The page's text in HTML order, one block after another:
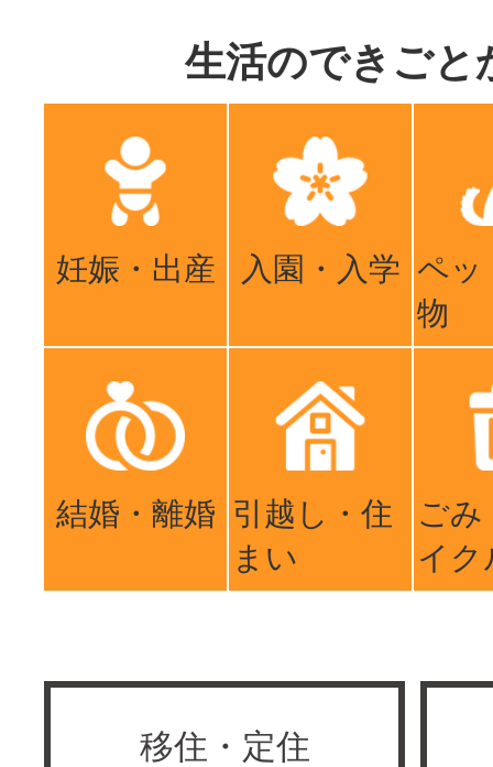
生活のできごと
妊娠・出産 入園・入学 ペッ
物
結婚・離婚 引越し・住
まい
ごみ
イク
移住・定住